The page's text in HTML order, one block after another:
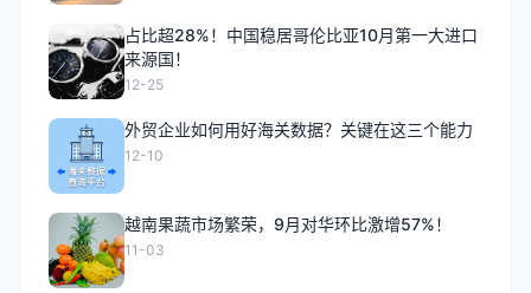
占比超28%！中国稳居哥伦比亚10月第一大进口
来源国！
12-25
外贸企业如何用好海关数据？关键在这三个能力
12-10
越南果蔬市场繁荣，9月对华环比激增57%！
11-03